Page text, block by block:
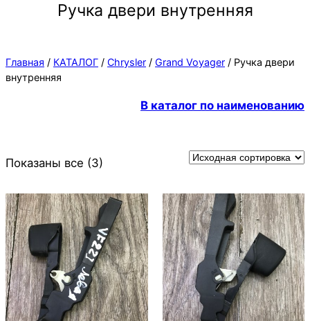
Ручка двери внутренняя
Главная / КАТАЛОГ / Chrysler / Grand Voyager / Ручка двери
внутренняя
В каталог по наименованию
Показаны все (3)